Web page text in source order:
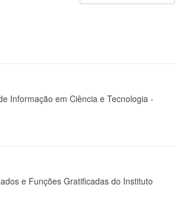
Informação em Ciência e Tecnologia -
e Funções Gratificadas do Instituto